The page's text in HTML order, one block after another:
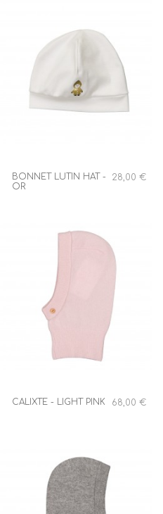
BONNET LUTIN HAT -
OR
28,00 €
CALIXTE - LIGHT PINK 68,00 €